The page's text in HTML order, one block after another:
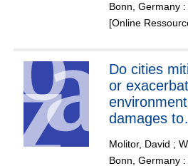
Bonn, Germany
[Online
Do cities
or
damages to
Molitor, David ;
Bonn, Germany